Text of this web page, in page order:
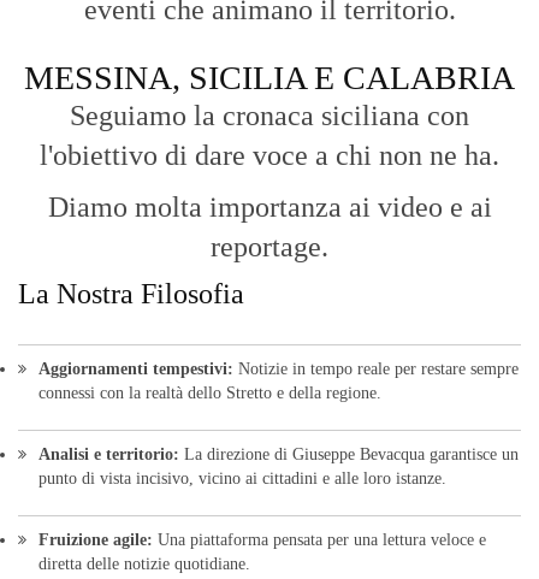
eventi che animano il territorio.
MESSINA, SICILIA E CALABRIA
Seguiamo la cronaca siciliana con
l'obiettivo di dare voce a chi non ne ha.
Diamo molta importanza ai video e ai
reportage.
La Nostra Filosofia
Aggiornamenti tempestivi: Notizie in tempo reale per restare sempre
connessi con la realtà dello Stretto e della regione.
Analisi e territorio: La direzione di Giuseppe Bevacqua garantisce un
punto di vista incisivo, vicino ai cittadini e alle loro istanze.
Fruizione agile: Una piattaforma pensata per una lettura veloce e
diretta delle notizie quotidiane.